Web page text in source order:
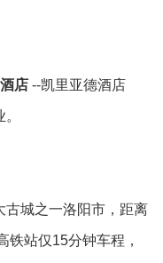
店 --凯里亚德酒店
古城之一洛阳市，距离
铁站仅15分钟车程，